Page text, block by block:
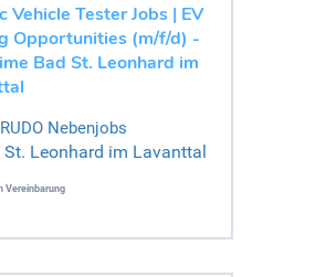
Vehicle Tester Jobs | EV
Opportunities (m/f/d) -
Bad St. Leonhard im
Nebenjobs
St. Leonhard im Lavanttal
Vereinbarung